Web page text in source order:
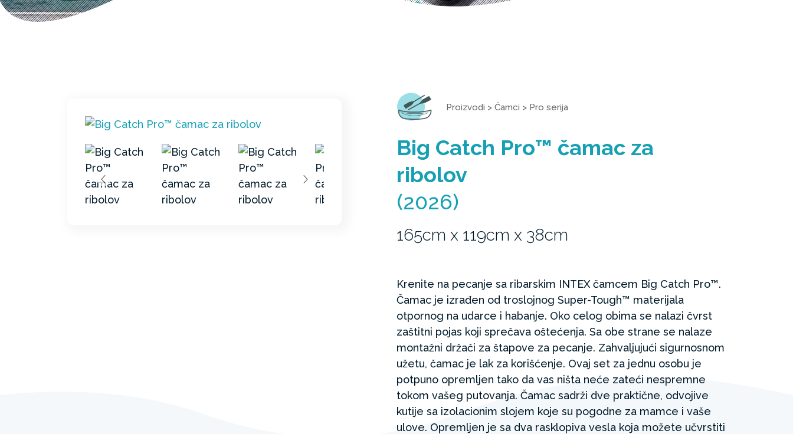
Proizvodi > Čamci > Pro serija
Big Catch Pro™ čamac za
ribolov
(2026)
165cm x 119cm x 38cm
Krenite na pecanje sa ribarskim INTEX čamcem Big Catch Pro™.
Čamac je izrađen od troslojnog Super-Tough™ materijala
otpornog na udarce i habanje. Oko celog obima se nalazi čvrst
zaštitni pojas koji sprečava oštećenja. Sa obe strane se nalaze
montažni držači za štapove za pecanje. Zahvaljujući sigurnosnom
užetu, čamac je lak za korišćenje. Ovaj set za jednu osobu je
potpuno opremljen tako da vas ništa neće zateći nespremne
tokom vašeg putovanja. Čamac sadrži dve praktične, odvojive
kutije sa izolacionim slojem koje su pogodne za mamce i vaše
ulove. Opremljen je sa dva rasklopiva vesla koja možete učvrstiti